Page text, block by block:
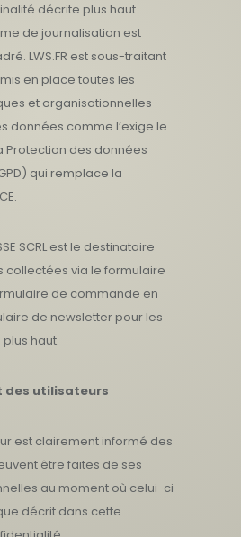
décrite plus haut.
de journalisation est
LWS.FR est sous-traitant
en place toutes les
et organisationnelles
données comme l’exige le
Protection des données
qui remplace la
SCRL est le destinataire
collectées via le formulaire
de commande en
de newsletter pour les
haut.
des utilisateurs
est clairement informé des
être faites de ses
au moment où celui-ci
décrit dans cette